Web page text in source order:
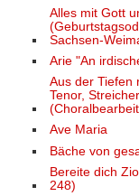
Alles mit Gott
Sachsen-
Arie "An
Aus der Tiefen
Tenor,
Ave Maria
Bäche von
Bereite dich
248)